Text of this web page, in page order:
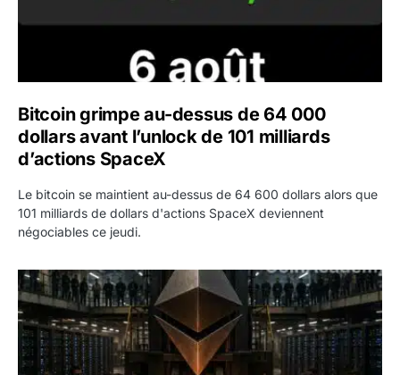
Bitcoin grimpe au-dessus de 64 000
dollars avant l’unlock de 101 milliards
d’actions SpaceX
Le bitcoin se maintient au-dessus de 64 600 dollars alors que
101 milliards de dollars d'actions SpaceX deviennent
négociables ce jeudi.
ETH : Ethereum veut brûler les récompenses des